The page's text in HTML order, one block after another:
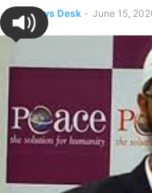
By News Desk - June 15,